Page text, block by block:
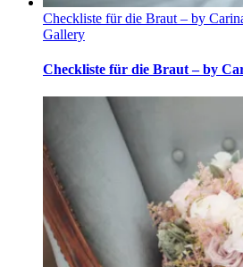
Checkliste für die Braut – by
Gallery
Checkliste für die Braut – by